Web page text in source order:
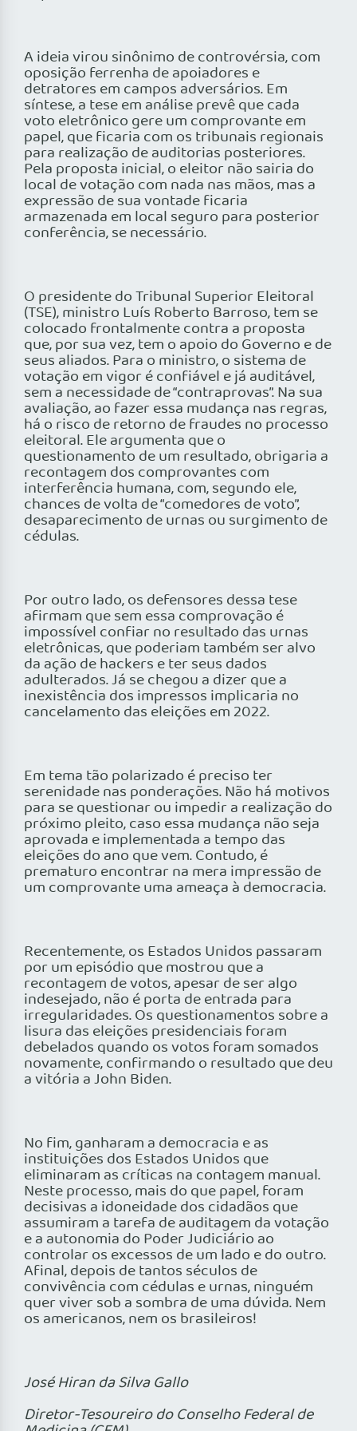
A ideia virou sinônimo de controvérsia, com
oposição ferrenha de apoiadores e
detratores em campos adversários. Em
síntese, a tese em análise prevê que cada
voto eletrônico gere um comprovante em
papel, que ficaria com os tribunais regionais
para realização de auditorias posteriores.
Pela proposta inicial, o eleitor não sairia do
local de votação com nada nas mãos, mas a
expressão de sua vontade ficaria
armazenada em local seguro para posterior
conferência, se necessário.
O presidente do Tribunal Superior Eleitoral
(TSE), ministro Luís Roberto Barroso, tem se
colocado frontalmente contra a proposta
que, por sua vez, tem o apoio do Governo e de
seus aliados. Para o ministro, o sistema de
votação em vigor é confiável e já auditável,
sem a necessidade de “contraprovas”. Na sua
avaliação, ao fazer essa mudança nas regras,
há o risco de retorno de fraudes no processo
eleitoral. Ele argumenta que o
questionamento de um resultado, obrigaria a
recontagem dos comprovantes com
interferência humana, com, segundo ele,
chances de volta de “comedores de voto”,
desaparecimento de urnas ou surgimento de
cédulas.
Por outro lado, os defensores dessa tese
afirmam que sem essa comprovação é
impossível confiar no resultado das urnas
eletrônicas, que poderiam também ser alvo
da ação de hackers e ter seus dados
adulterados. Já se chegou a dizer que a
inexistência dos impressos implicaria no
cancelamento das eleições em 2022.
Em tema tão polarizado é preciso ter
serenidade nas ponderações. Não há motivos
para se questionar ou impedir a realização do
próximo pleito, caso essa mudança não seja
aprovada e implementada a tempo das
eleições do ano que vem. Contudo, é
prematuro encontrar na mera impressão de
um comprovante uma ameaça à democracia.
Recentemente, os Estados Unidos passaram
por um episódio que mostrou que a
recontagem de votos, apesar de ser algo
indesejado, não é porta de entrada para
irregularidades. Os questionamentos sobre a
lisura das eleições presidenciais foram
debelados quando os votos foram somados
novamente, confirmando o resultado que deu
a vitória a John Biden.
No fim, ganharam a democracia e as
instituições dos Estados Unidos que
eliminaram as críticas na contagem manual.
Neste processo, mais do que papel, foram
decisivas a idoneidade dos cidadãos que
assumiram a tarefa de auditagem da votação
e a autonomia do Poder Judiciário ao
controlar os excessos de um lado e do outro.
Afinal, depois de tantos séculos de
convivência com cédulas e urnas, ninguém
quer viver sob a sombra de uma dúvida. Nem
os americanos, nem os brasileiros!
José Hiran da Silva Gallo
Diretor-Tesoureiro do Conselho Federal de